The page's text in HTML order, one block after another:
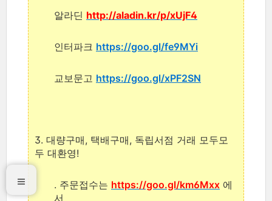
알라딘 http://aladin.kr/p/xUjF4
인터파크 https://goo.gl/fe9MYi
교보문고 https://goo.gl/xPF2SN
3. 대량구매, 택배구매, 독립서점 거래 모두모
두 대환영!
. 주문접수는 https://goo.gl/km6Mxx 에
서